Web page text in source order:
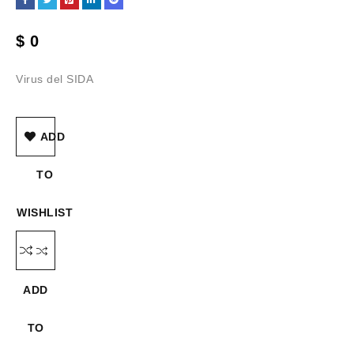
$ 0
Virus del SIDA
ADD
TO
WISHLIST
ADD
TO